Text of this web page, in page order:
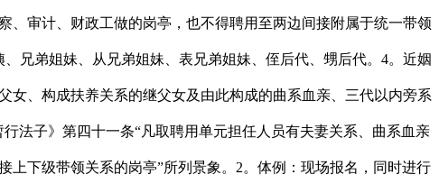
、审计、财政工做的岗亭，也不得聘用至两边间接附属于统一带领
兄弟姐妹、从兄弟姐妹、表兄弟姐妹、侄后代、甥后代。4。近姻
、构成扶养关系的继父女及由此构成的曲系血亲、三代以内旁系
法子》第四十一条“凡取聘用单元担任人员有夫妻关系、曲系血亲
下级带领关系的岗亭”所列景象。2。体例：现场报名，同时进行